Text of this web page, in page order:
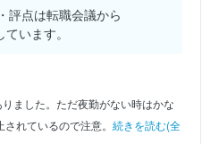
評点は転職会議から
います。
ました。ただ夜勤がない時はかな
れているので注意。 続きを読む(全